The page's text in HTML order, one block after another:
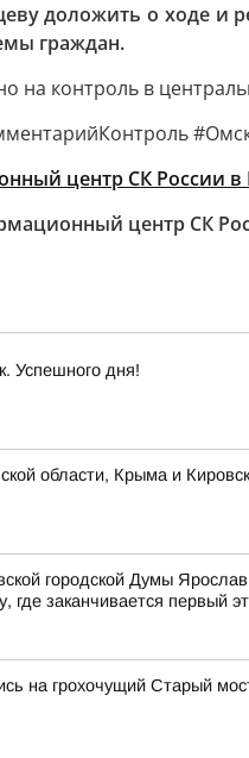
доложить о ходе и
граждан.
на контроль в
центр СК России в
центр СК
Успешного дня!
области, Крыма и
городской Думы
где заканчивается первый
на грохочущий Старый